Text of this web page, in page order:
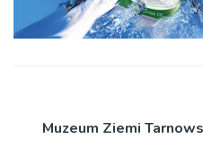
Muzeum Ziemi